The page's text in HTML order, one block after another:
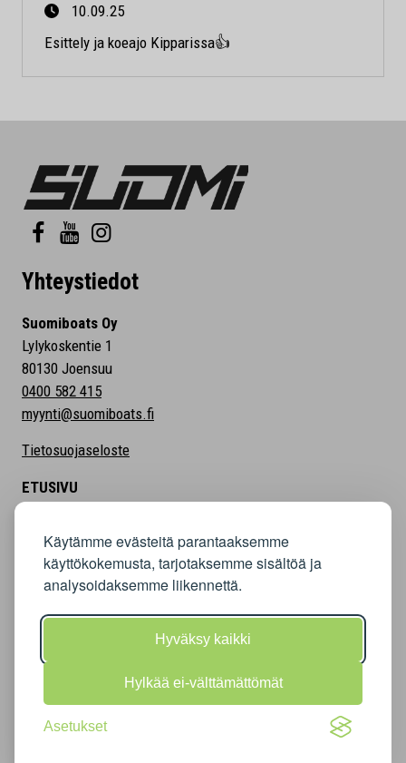
Käytämme evästeitä parantaaksemme
käyttökokemusta, tarjotaksemme sisältöä ja
analysoidaksemme liikennettä.
Hyväksy kaikki
Hylkää ei-välttämättömät
Asetukset
10.09.25
Esittely ja koeajo Kipparissa👍
Yhteystiedot
Suomiboats Oy
Lylykoskentie 1
80130 Joensuu
0400 582 415
myynti@suomiboats.fi
Tietosuojaseloste
ETUSIVU
HINNASTO
RAHOITUS
UUTISET
MEISTÄ